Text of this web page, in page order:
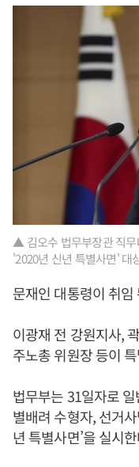
▲ 김오수 법무부장관 직무
'2020년 신년 특별사면' 대
문재인 대통령이 취
이광재 전 강원지사,
주노총 위원장 등이
법무부는 31일자로
별배려 수형자, 선거
년 특별사면’을 실시